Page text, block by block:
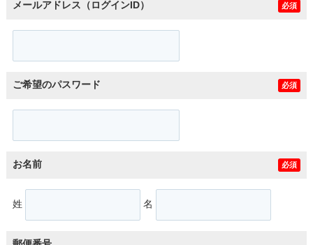
メールアドレス（ログインID） 必須
ご希望のパスワード 必須
お名前 必須
姓 名